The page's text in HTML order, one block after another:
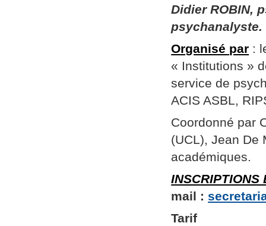
Didier ROBIN,
psychanalyste.
Organisé par :
« Institutions »
service de
ACIS ASBL,
Coordonné par
(UCL), Jean De
académiques.
INSCRIPTIONS
mail :
Tarif